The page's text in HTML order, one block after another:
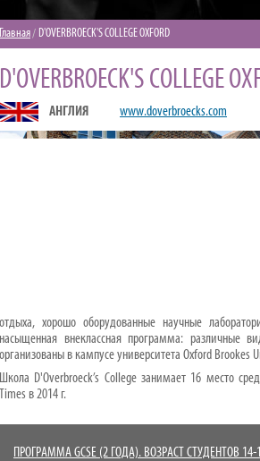
Главная D'OVERBROECK'S COLLEGE OXFORD
D'OVERBROECK'S COLLEGE
АНГЛИЯ
www.doverbroecks.com
отдыха, хорошо оборудованные научные
насыщенная внеклассная программа: различные
организованы в кампусе университета Oxford Brookes
Школа D'Overbroeck’s College занимает 16 место
Times в 2014 г.
ПРОГРАММА GCSE (2 ГОДА). ВОЗРАСТ СТУДЕНТОВ 14-